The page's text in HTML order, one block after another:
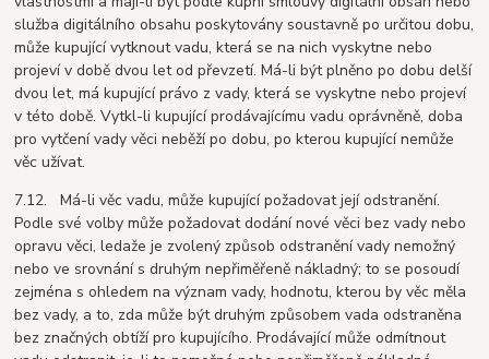
služba digitálního obsahu poskytovány soustavně po určitou dobu,
může kupující vytknout vadu, která se na nich vyskytne nebo
projeví v době dvou let od převzetí. Má-li být plněno po dobu delší
dvou let, má kupující právo z vady, která se vyskytne nebo projeví
v této době. Vytkl-li kupující prodávajícímu vadu oprávněně, doba
pro vytčení vady věci neběží po dobu, po kterou kupující nemůže
věc užívat.
7.12. Má-li věc vadu, může kupující požadovat její odstranění.
Podle své volby může požadovat dodání nové věci bez vady nebo
opravu věci, ledaže je zvolený způsob odstranění vady nemožný
nebo ve srovnání s druhým nepřiměřeně nákladný; to se posoudí
zejména s ohledem na význam vady, hodnotu, kterou by věc měla
bez vady, a to, zda může být druhým způsobem vada odstraněna
bez značných obtíží pro kupujícího. Prodávající může odmítnout